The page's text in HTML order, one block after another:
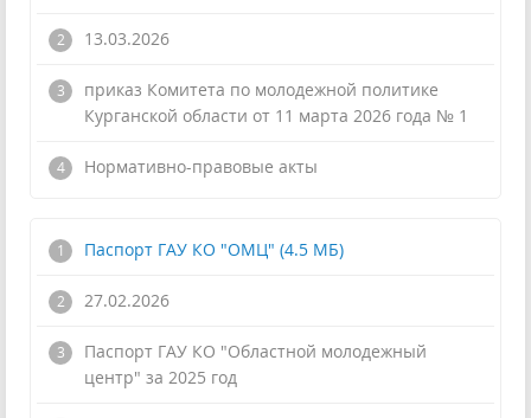
13.03.2026
приказ Комитета по молодежной политике
Курганской области от 11 марта 2026 года № 1
Нормативно-правовые акты
Паспорт ГАУ КО "ОМЦ" (4.5 МБ)
27.02.2026
Паспорт ГАУ КО "Областной молодежный
центр" за 2025 год